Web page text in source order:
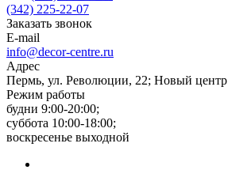
(342) 225-22-07
Заказать звонок
E-mail
info@decor-centre.ru
Адрес
Пермь, ул. Революции, 22; Новый центр
Режим работы
будни 9:00-20:00;
суббота 10:00-18:00;
воскресенье выходной